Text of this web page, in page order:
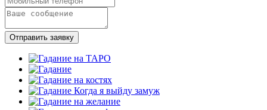
Отправить заявку